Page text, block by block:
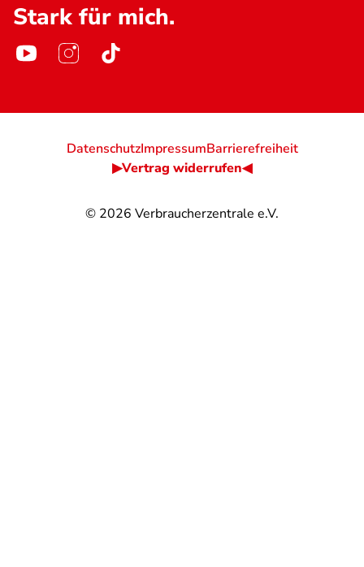
Stark für mich.
© 2026 Verbraucherzentrale e.V.
DatenschutzImpressumBarrierefreiheit
▶Vertrag widerrufen◀